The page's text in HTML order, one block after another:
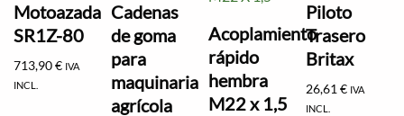
Motoazada
SR1Z-80
713,90€ IVA
INCL.
Cadenas
de goma
para
maquinaria
agrícola
Acoplamiento
rápido
hembra
M22 x 1,5
Piloto
Trasero
Britax
26,61€ IVA
INCL.